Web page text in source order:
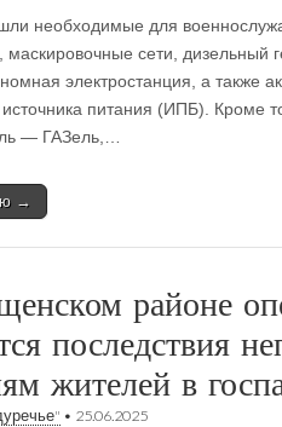
необходимые для
маскировочные сети, дизельный
электростанция, а также
источника питания (ИПБ). Кроме
— ГАЗель,…
→
районе
последствия
жителей в
• 25.06.2025